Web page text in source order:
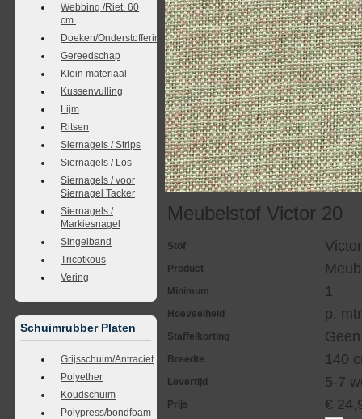
Webbing /Riet. 60
cm.
Doeken/Onderstoffering
Gereedschap
Klein materiaal
Kussenvulling
Lijm
Ritsen
Siernagels / Strips
Siernagels / Los
Siernagels / voor
Siernagel Tacker
Siernagels /
Markiesnagel
Singelband
Tricotkous
Vering
Schuimrubber Platen
Grijsschuim/Antraciet
Polyether
Koudschuim
Polypress/bondfoam
Meubelstof Victor 20
Stof Victor
Product
Minimum 1
Hoeveelheid p.
Staffelkorting Geen
Breedte 140
Levertijd 5-7
Prijs €